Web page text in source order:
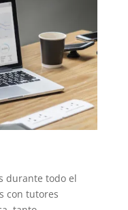
durante todo el
con tutores